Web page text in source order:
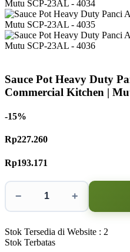
Sauce Pot Heavy Duty
Commercial Kitchen |
-15%
Rp227.260
Rp193.171
− +
Stok Tersedia di Website : 2
Stok Terbatas